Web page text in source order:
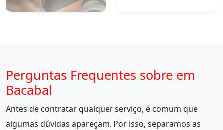
Perguntas Frequentes sobre em
Bacabal
Antes de contratar qualquer serviço, é comum que
algumas dúvidas apareçam. Por isso, separamos as